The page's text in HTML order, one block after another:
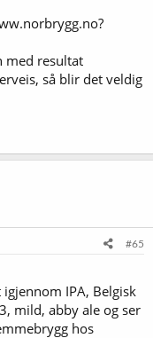
med resultat
så blir det veldig
#65
IPA, Belgisk
mild, abby ale og ser
hos